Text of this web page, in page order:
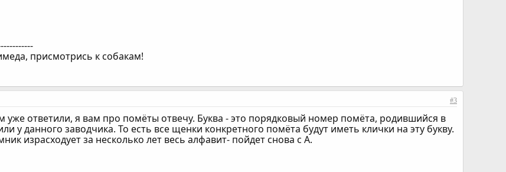
присмотрись к собакам!
#3
уже ответили, я вам про помёты отвечу. Буква - это порядковый номер помёта, родившийся в
у данного заводчика. То есть все щенки конкретного помёта будут иметь клички на эту букву.
израсходует за несколько лет весь алфавит- пойдет снова с А.